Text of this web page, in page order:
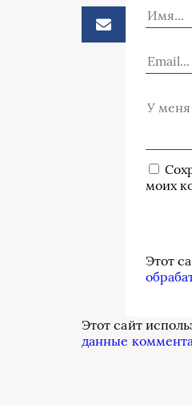
моих
Этот
Этот сайт
данные